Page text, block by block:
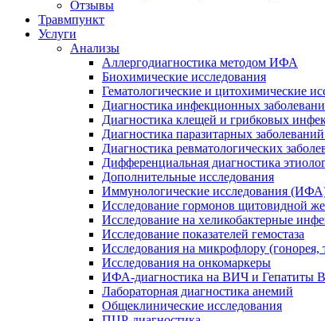
Отзывы
Травмпункт
Услуги
Анализы
Аллергодиагностика методом ИФА
Биохимические исследования
Гематологические и цитохимические
Диагностика инфекционных
Диагностика клещей и грибковых
Диагностика паразитарных
Диагностика ревматологических
Дифференциальная диагностика
Дополнительные исследования
Иммунологические исследования
Исследование гормонов щитовидной
Исследование на хеликобактерные
Исследование показателей гемостаза
Исследования на микрофлору
Исследования на онкомаркеры
ИФА-диагностика на ВИЧ и Гепатиты
Лабораторная диагностика анемий
Общеклинические исследования